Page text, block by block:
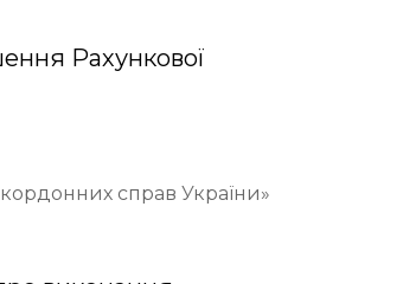
Рахункової
справ України»